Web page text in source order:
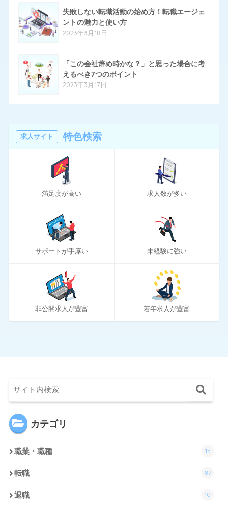
はたらいく 14
ハタラクティブ
ほいく畑
マスメディアン
リアルミーキャリア
リクナビNEXT
リクルートエージェント
リクルートダイレクトスカウト
ロバート・ウォルターズ
ワークポート
女性しごと応援テラス
社内SE転職ナビ
失敗しない転職活動の始め方！転職エージェ
ントの魅力と使い方
2023年3月18日
「この会社辞め時かな？」と思った場合に考
えるべき7つのポイント
2023年3月17日
求人サイト 特色検索
満足度が高い 求人数が多い
サポートが手厚い 未経験に強い
非公開求人が豊富 若年求人が豊富
カテゴリ
職業・職種 15
転職 87
退職 10